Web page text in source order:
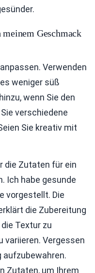
Geschmack
Verwenden
weniger süß
wenn Sie den
verschiedene
Sie kreativ mit
die Zutaten für ein
Ich habe gesunde
vorgestellt. Die
die Zubereitung
Textur zu
variieren. Vergessen
aufzubewahren.
Zutaten, um Ihrem